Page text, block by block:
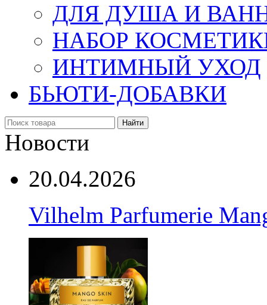
ДЛЯ ДУША И
НАБОР
ИНТИМНЫЙ УХОД
БЬЮТИ-ДОБАВКИ
Найти
Новости
20.04.2026
Vilhelm Parfumerie